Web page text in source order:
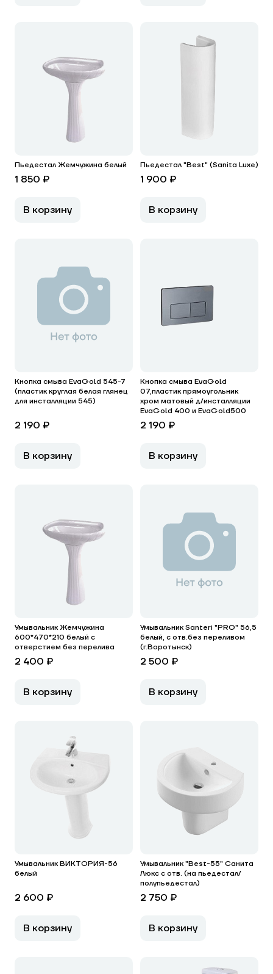
Пьедестал Жемчужина белый
1 850 ₽
В корзину
Пьедестал "Best" (Sanita Luxe)
1 900 ₽
В корзину
Кнопка смыва EvaGold 545-7
(пластик круглая белая глянец
для инсталляции 545)
2 190 ₽
В корзину
Кнопка смыва EvaGold
07,пластик прямоугольник
хром матовый д/инсталляции
EvaGold 400 и EvaGold500
2 190 ₽
В корзину
Умывальник Жемчужина
600*470*210 белый с
отверстием без перелива
2 400 ₽
В корзину
Умывальник Santeri "PRO" 56,5
белый, с отв.без переливом
(г.Воротынск)
2 500 ₽
В корзину
Умывальник ВИКТОРИЯ-56
белый
2 600 ₽
В корзину
Умывальник "Best-55" Санита
Люкс с отв. (на пьедестал/
полупьедестал)
2 750 ₽
В корзину